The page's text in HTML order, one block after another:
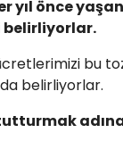
yıl önce
belirliyorlar.
ücretlerimizi
belirliyorlar.